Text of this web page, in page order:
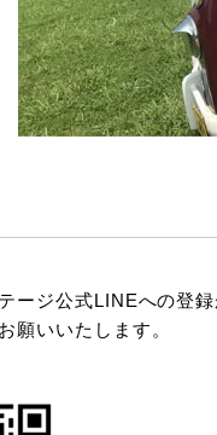
ジ公式LINEへの登録
願いいたします。